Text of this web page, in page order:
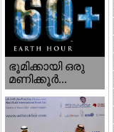
ഭൂമിക്കായി ഒരു
മണിക്കൂര്‍...